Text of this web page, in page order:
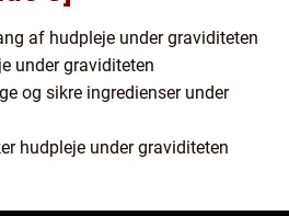
af hudpleje under graviditeten
under graviditeten
og sikre ingredienser under
hudpleje under graviditeten